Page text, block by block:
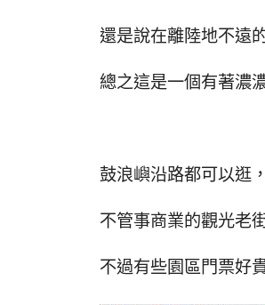
還是說在離陸地不遠
總之這是一個有著濃
鼓浪嶼沿路都可以逛
不管事商業的觀光老
不過有些園區門票好